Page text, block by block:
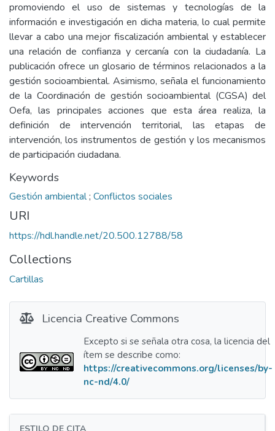
promoviendo el uso de sistemas y tecnologías de la
información e investigación en dicha materia, lo cual permite
llevar a cabo una mejor fiscalización ambiental y establecer
una relación de confianza y cercanía con la ciudadanía. La
publicación ofrece un glosario de términos relacionados a la
gestión socioambiental. Asimismo, señala el funcionamiento
de la Coordinación de gestión socioambiental (CGSA) del
Oefa, las principales acciones que esta área realiza, la
definición de intervención territorial, las etapas de
intervención, los instrumentos de gestión y los mecanismos
de participación ciudadana.
Keywords
Gestión ambiental; Conflictos sociales
URI
https://hdl.handle.net/20.500.12788/58
Collections
Cartillas
Licencia Creative Commons
Excepto si se señala otra cosa, la licencia del
ítem se describe como:
https://creativecommons.org/licenses/by-
nc-nd/4.0/